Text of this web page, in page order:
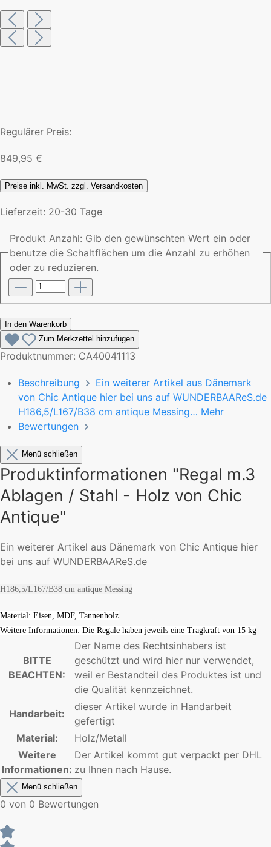
Regulärer Preis:
849,95 €
Preise inkl. MwSt. zzgl. Versandkosten
Lieferzeit: 20-30 Tage
Produkt Anzahl: Gib den gewünschten Wert ein oder
benutze die Schaltflächen um die Anzahl zu erhöhen
oder zu reduzieren.
In den Warenkorb
Zum Merkzettel hinzufügen
Produktnummer: CA40041113
Beschreibung
Ein weiterer Artikel aus Dänemark
von Chic Antique hier bei uns auf WUNDERBAAReS.de
H186,5/L167/B38 cm antique Messing… Mehr
Bewertungen
Menü schließen
Produktinformationen "Regal m.3
Ablagen / Stahl - Holz von Chic
Antique"
Ein weiterer Artikel aus Dänemark von Chic Antique hier
bei uns auf WUNDERBAAReS.de
H186,5/L167/B38 cm antique Messing
Material: Eisen, MDF, Tannenholz
Weitere Informationen: Die Regale haben jeweils eine Tragkraft von 15 kg
BITTE
BEACHTEN:
Der Name des Rechtsinhabers ist
geschützt und wird hier nur verwendet,
weil er Bestandteil des Produktes ist und
die Qualität kennzeichnet.
Handarbeit:
dieser Artikel wurde in Handarbeit
gefertigt
Material:
Holz/Metall
Weitere
Informationen:
Der Artikel kommt gut verpackt per DHL
zu Ihnen nach Hause.
Menü schließen
0 von 0 Bewertungen